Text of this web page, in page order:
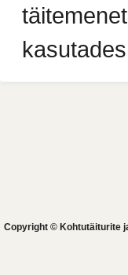
Copyright © Kohtutäiturite